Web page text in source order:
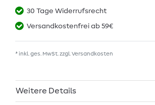
30 Tage Widerrufsrecht
Versandkostenfrei ab 59€
* inkl. ges. MwSt. zzgl. Versandkosten
Weitere Details